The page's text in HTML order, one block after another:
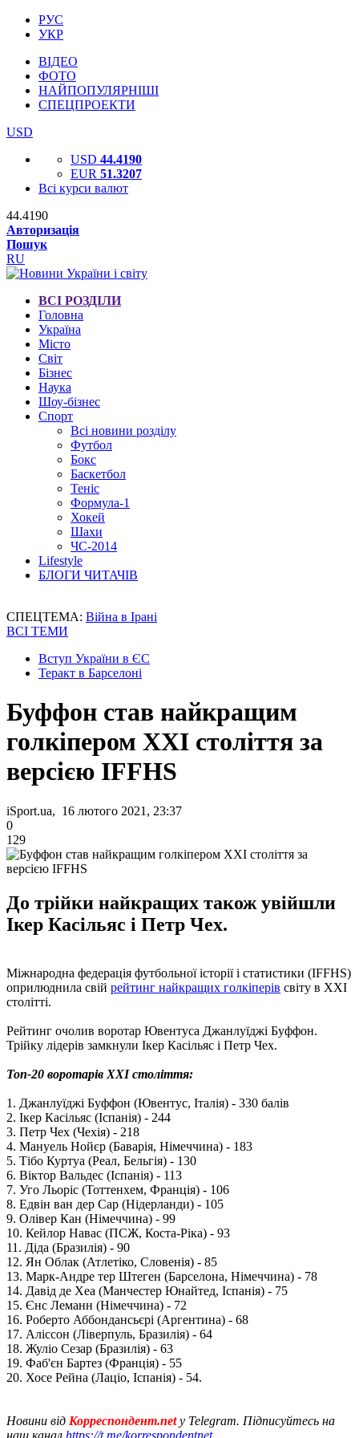
РУС
УКР
ВІДЕО
ФОТО
НАЙПОПУЛЯРНІШІ
СПЕЦПРОЕКТИ
USD
USD 44.4190
EUR 51.3207
Всі курси валют
44.4190
Авторизація
Пошук
RU
ВСІ РОЗДІЛИ
Головна
Україна
Місто
Світ
Бізнес
Наука
Шоу-бізнес
Спорт
Всі новини розділу
Футбол
Бокс
Баскетбол
Теніс
Формула-1
Хокей
Шахи
ЧС-2014
Lifestyle
БЛОГИ ЧИТАЧІВ
СПЕЦТЕМА: Війна в Ірані
ВСІ ТЕМИ
Вступ України в ЄС
Теракт в Барселоні
Буффон став найкращим
голкіпером XXI століття за
версією IFFHS
iSport.ua, 16 лютого 2021, 23:37
0
129
До трійки найкращих також увійшли
Ікер Касільяс і Петр Чех.
Міжнародна федерація футбольної історії і статистики (IFFHS)
оприлюднила свій рейтинг найкращих голкіперів світу в XXI
столітті.
Рейтинг очолив воротар Ювентуса Джанлуїджі Буффон.
Трійку лідерів замкнули Ікер Касільяс і Петр Чех.
Топ-20 воротарів XXI століття:
1. Джанлуїджі Буффон (Ювентус, Італія) - 330 балів
2. Ікер Касільяс (Іспанія) - 244
3. Петр Чех (Чехія) - 218
4. Мануель Нойєр (Баварія, Німеччина) - 183
5. Тібо Куртуа (Реал, Бельгія) - 130
6. Віктор Вальдес (Іспанія) - 113
7. Уго Льоріс (Тоттенхем, Франція) - 106
8. Едвін ван дер Сар (Нідерланди) - 105
9. Олівер Кан (Німеччина) - 99
10. Кейлор Навас (ПСЖ, Коста-Ріка) - 93
11. Діда (Бразилія) - 90
12. Ян Облак (Атлетіко, Словенія) - 85
13. Марк-Андре тер Штеген (Барселона, Німеччина) - 78
14. Давід де Хеа (Манчестер Юнайтед, Іспанія) - 75
15. Єнс Леманн (Німеччина) - 72
16. Роберто Аббондансьєрі (Аргентина) - 68
17. Аліссон (Ліверпуль, Бразилія) - 64
18. Жуліо Сезар (Бразилія) - 63
19. Фаб'єн Бартез (Франція) - 55
20. Хосе Рейна (Лаціо, Іспанія) - 54.
Новини від Корреспондент.netу Telegram. Підписуйтесь на
наш канал https://t.me/korrespondentnet